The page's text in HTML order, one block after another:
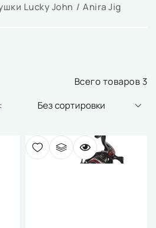
Lucky John Anira Jig
Без сортировки
Всего товаров 3